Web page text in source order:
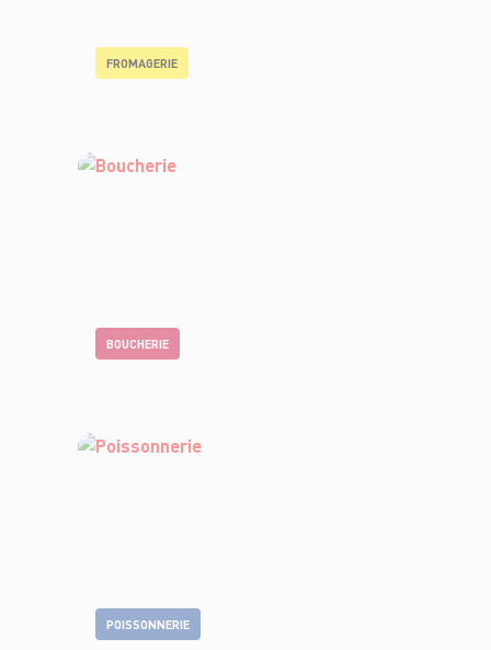
FROMAGERIE
BOUCHERIE
POISSONNERIE